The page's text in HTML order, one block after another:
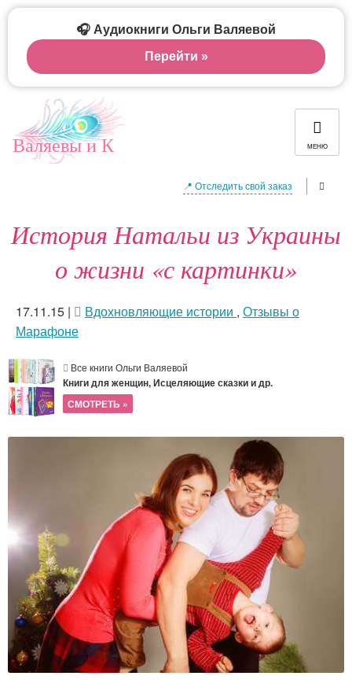
Валяевы и К МЕНЮ
📍 Отследить свой заказ
История Натальи из Украины
о жизни «с картинки»
17.11.15 | Вдохновляющие истории , Отзывы о
Марафоне
Все книги Ольги Валяевой
Книги для женщин, Исцеляющие сказки и др.
СМОТРЕТЬ »
🎧 Аудиокниги Ольги Валяевой
Перейти »